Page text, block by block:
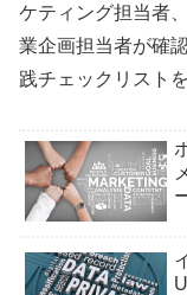
ケティング担当者
業企画担当者が確
践チェックリスト